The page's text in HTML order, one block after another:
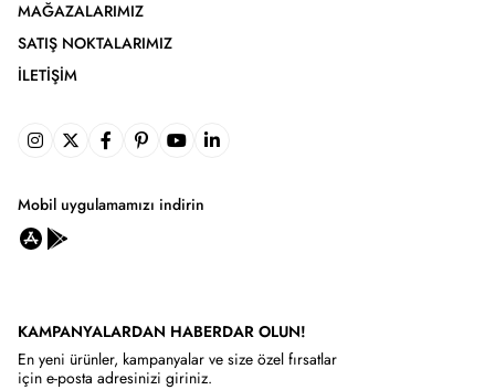
MAĞAZALARIMIZ
SATIŞ NOKTALARIMIZ
İLETIŞIM
Mobil uygulamamızı indirin
KAMPANYALARDAN HABERDAR OLUN!
En yeni ürünler, kampanyalar ve size özel fırsatlar
için e-posta adresinizi giriniz.